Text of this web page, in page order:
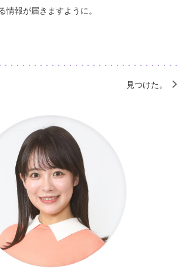
報が届きますように。
見つけた。